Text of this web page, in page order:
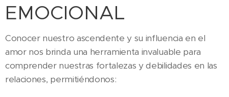
EMOCIONAL
Conocer nuestro ascendente y su influencia en el
amor nos brinda una herramienta invaluable para
comprender nuestras fortalezas y debilidades en las
relaciones, permitiéndonos: